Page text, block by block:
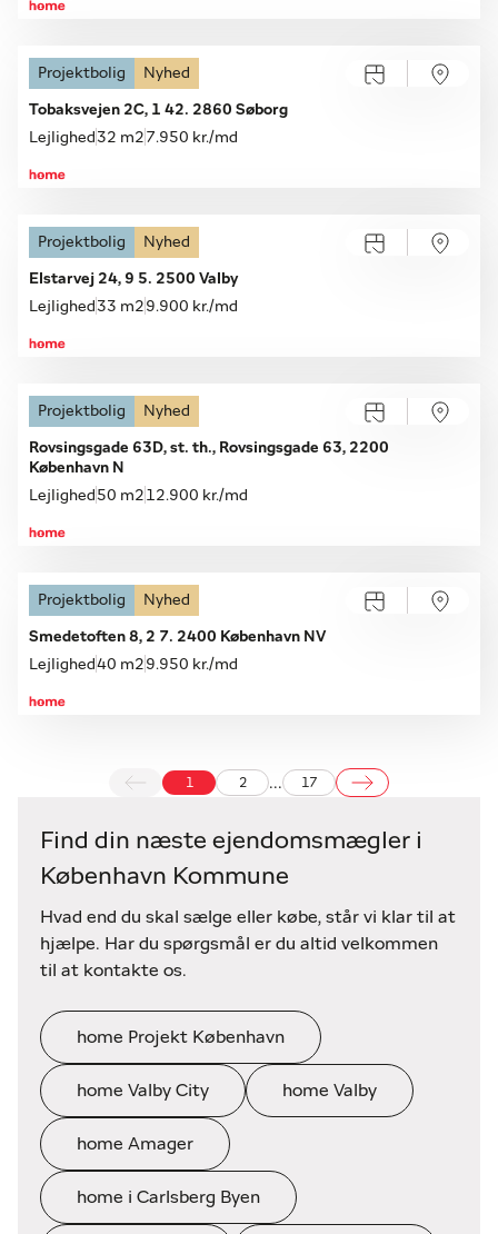
Åbent hus
Projektbolig Nyhed
Tobaksvejen 2C, 1 42. 2860 Søborg
Lejlighed 32 m2 7.950 kr./md
Åbent hus
Projektbolig Nyhed
Elstarvej 24, 9 5. 2500 Valby
Lejlighed 33 m2 9.900 kr./md
Åbent hus
Projektbolig Nyhed
Rovsingsgade 63D, st. th., Rovsingsgade 63, 2200
København N
Lejlighed 50 m2 12.900 kr./md
Åbent hus
Projektbolig Nyhed
Smedetoften 8, 2 7. 2400 København NV
Lejlighed40 m2 9.950 kr./md
2 ... 17
Find din næste ejendomsmægler i
København Kommune
Hvad end du skal sælge eller købe, står vi klar til at
hjælpe. Har du spørgsmål er du altid velkommen
til at kontakte os.
home Projekt København
home Valby City home Valby
home Amager
home i Carlsberg Byen